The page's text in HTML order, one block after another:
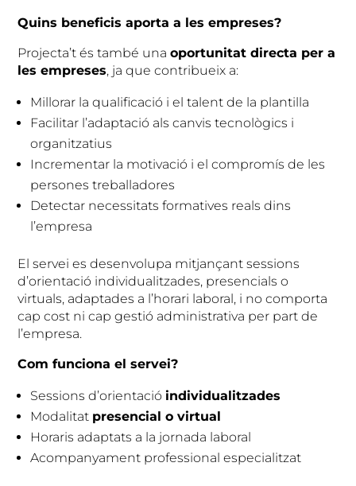
Quins beneficis aporta a les empreses?
Projecta’t és també unaoportunitat directa per a
les empreses, ja que contribueix a:
Millorar la qualificació i el talent de la plantilla
Facilitar l’adaptació als canvis tecnològics i
organitzatius
Incrementar la motivació i el compromís de les
persones treballadores
Detectar necessitats formatives reals dins
l’empresa
El servei es desenvolupa mitjançant sessions
d’orientació individualitzades, presencials o
virtuals, adaptades a l’horari laboral, i no comporta
cap cost ni cap gestió administrativa per part de
l’empresa.
Com funciona el servei?
Sessions d’orientació individualitzades
Modalitat presencial o virtual
Horaris adaptats a la jornada laboral
Acompanyament professional especialitzat